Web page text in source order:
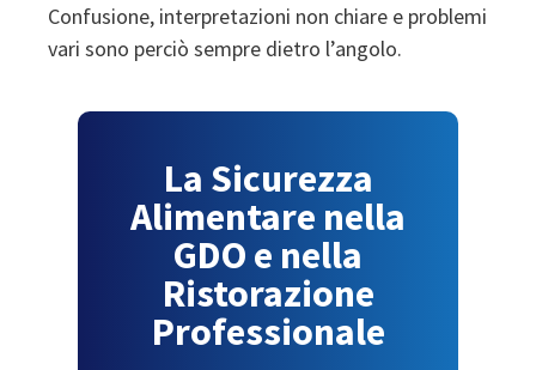
Confusione, interpretazioni non chiare e problemi
vari sono perciò sempre dietro l’angolo.
La Sicurezza
Alimentare nella
GDO e nella
Ristorazione
Professionale